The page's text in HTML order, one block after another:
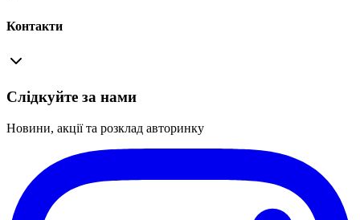
Контакти
Слідкуйте за нами
Новини, акції та розклад авторинку